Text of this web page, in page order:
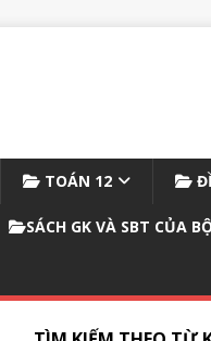
TOÁN 12
SÁCH GK VÀ SBT CỦA